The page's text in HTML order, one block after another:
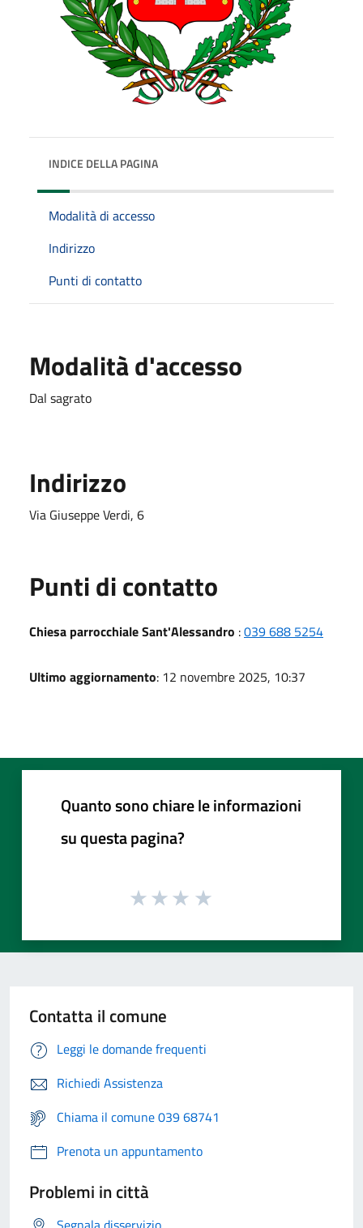
INDICE DELLA PAGINA
Modalità di accesso
Indirizzo
Punti di contatto
Modalità d'accesso
Dal sagrato
Indirizzo
Via Giuseppe Verdi, 6
Punti di contatto
Chiesa parrocchiale Sant'Alessandro :039 688 5254
Ultimo aggiornamento: 12 novembre 2025, 10:37
Quanto sono chiare le informazioni
su questa pagina?
Contatta il comune
Leggi le domande frequenti
Richiedi Assistenza
Chiama il comune 039 68741
Prenota un appuntamento
Problemi in città